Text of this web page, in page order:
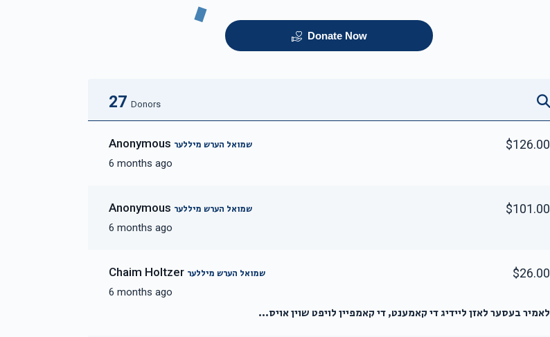
Donate Now
27 Donors
Anonymous שמואל הערש מיללער
6 months ago
$126.00
Anonymous שמואל הערש מיללער
6 months ago
$101.00
Chaim Holtzer שמואל הערש מיללער
6 months ago
$26.00
לאמיר בעסער לאזן ליידיג די קאמענט, די קאמפיין לויפט שוין אויס...